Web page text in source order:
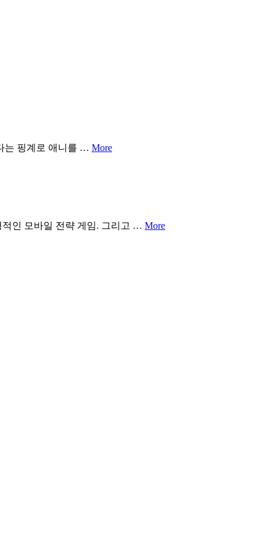
는 핑계로 애니를 … More
적인 모바일 전략 게임. 그리고 … More